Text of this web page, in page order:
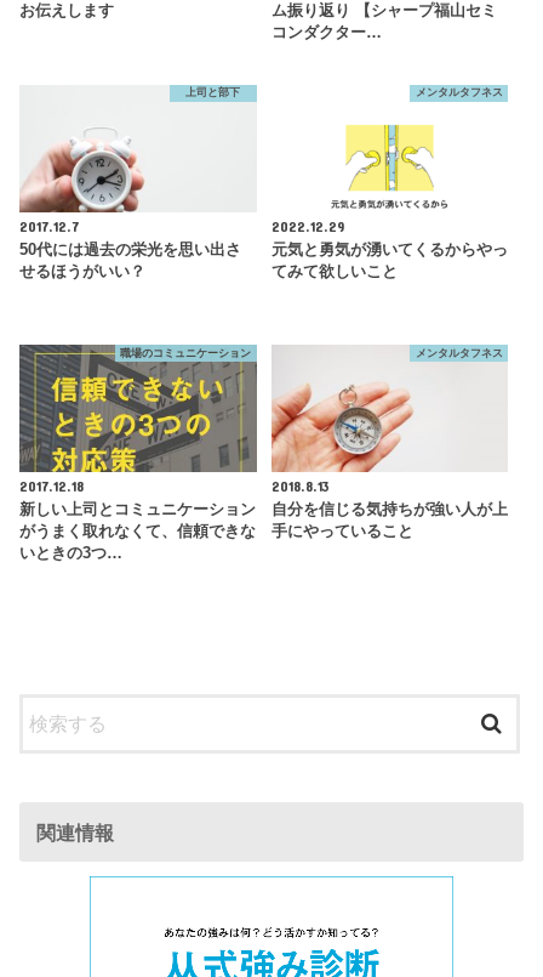
お伝えします
ム振り返り 【シャープ福山セミ
コンダクター…
上司と部下
2017.12.7
50代には過去の栄光を思い出さ
せるほうがいい？
メンタルタフネス
2022.12.29
元気と勇気が湧いてくるからやっ
てみて欲しいこと
職場のコミュニケーション
2017.12.18
新しい上司とコミュニケーション
がうまく取れなくて、信頼できな
いときの3つ…
メンタルタフネス
2018.8.13
自分を信じる気持ちが強い人が上
手にやっていること
関連情報